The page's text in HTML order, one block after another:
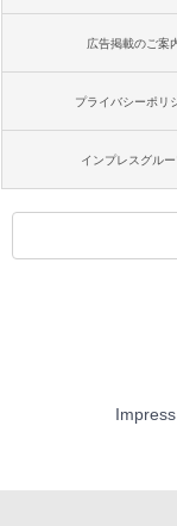
広告掲載のご案
プライバシーポリ
インプレスグル